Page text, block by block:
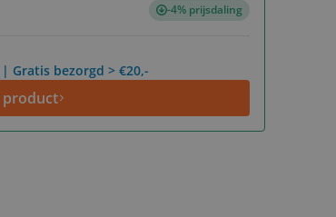
-4% prijsdaling
Gratis bezorgd > €20,-
product